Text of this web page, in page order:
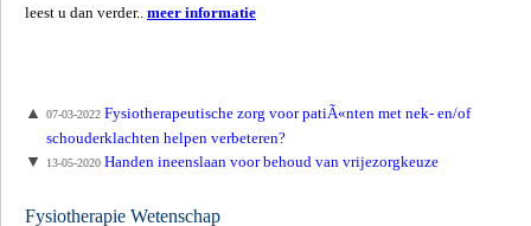
leest u dan verder.. meer informatie
07-03-2022 Fysiotherapeutische zorg voor patiÃ«nten met nek- en/of
schouderklachten helpen verbeteren?
13-05-2020 Handen ineenslaan voor behoud van vrijezorgkeuze
Fysiotherapie Wetenschap